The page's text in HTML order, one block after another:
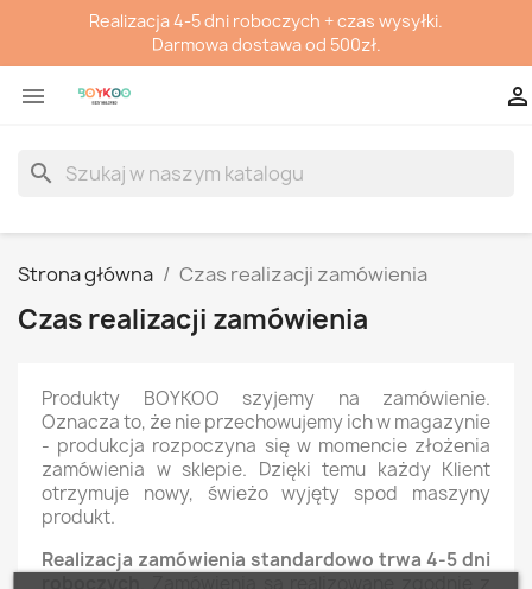
Realizacja 4-5 dni roboczych + czas wysyłki.
Darmowa dostawa od 500zł.
 
search
Strona główna Czas realizacji zamówienia
Czas realizacji zamówienia
Produkty BOYKOO szyjemy na zamówienie.
Oznacza to, że nie przechowujemy ich w magazynie
- produkcja rozpoczyna się w momencie złożenia
zamówienia w sklepie. Dzięki temu każdy Klient
otrzymuje nowy, świeżo wyjęty spod maszyny
produkt.
Realizacja zamówienia standardowo trwa 4-5 dni